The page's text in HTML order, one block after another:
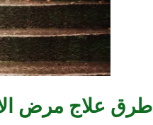
طرق علاج مرض